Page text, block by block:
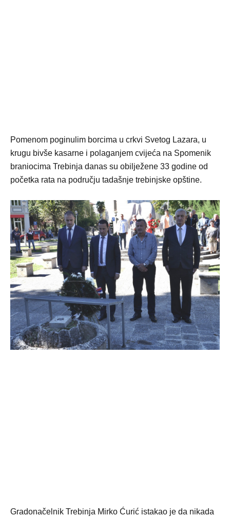
Pomenom poginulim borcima u crkvi Svetog Lazara, u
krugu bivše kasarne i polaganjem cvijeća na Spomenik
braniocima Trebinja danas su obilježene 33 godine od
početka rata na području tadašnje trebinjske opštine.
Gradonačelnik Trebinja Mirko Ćurić istakao je da nikada